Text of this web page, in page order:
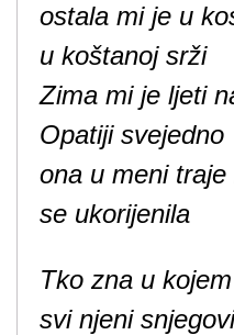
ostala mi je u
u koštanoj srži
Zima mi je ljeti
Opatiji svejedno
ona u meni
se ukorijenila
Tko zna u
svi njeni snjegovi